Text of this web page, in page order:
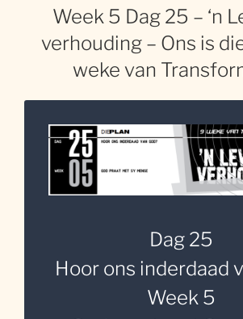
op
Week 5 Dag 25 – ‘n
verhouding – Ons is
weke van
Dag 25
Hoor ons inderdaad
Week 5